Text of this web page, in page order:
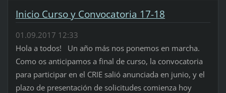
Inicio Curso y Convocatoria 17-18
01.09.2017 12:33
Hola a todos! Un año más nos ponemos en marcha.
Como os anticipamos a final de curso, la convocatoria
para participar en el CRIE salió anunciada en junio, y el
plazo de presentación de solicitudes comienza hoy